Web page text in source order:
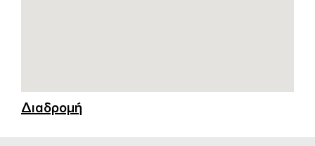
Διαδρομή